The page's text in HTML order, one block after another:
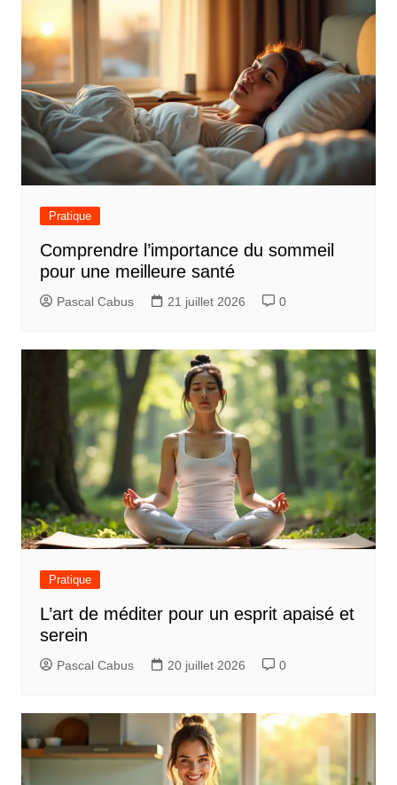
Pratique
Comprendre l’importance du sommeil
pour une meilleure santé
Pascal Cabus 21 juillet 2026 0
Pratique
L’art de méditer pour un esprit apaisé et
serein
Pascal Cabus 20 juillet 2026 0